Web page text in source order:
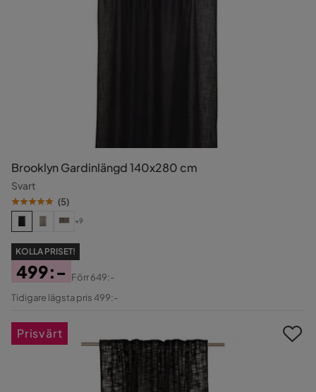
Brooklyn Gardinlängd 140x280 cm
Svart
(5)
+9
KOLLA PRISET!
Pris
499:-
Original
Förr649:-
Tidigare lägsta pris 499:-
Prisvärt